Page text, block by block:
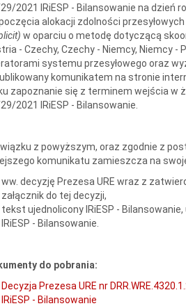
2021 IRiESP - Bilansowanie na dzień
alokacji zdolności
w oparciu o metodę dotyczącą
- Czechy, Czechy - Niemcy, Niemcy -
systemu przesyłowego oraz
komunikatem na stronie
zapoznanie się z terminem wejścia w
2021 IRiESP - Bilansowanie.
z powyższym, oraz zgodnie z
komunikatu zamieszcza na
ww. decyzję Prezesa URE wraz z
załącznik do tej decyzji,
tekst ujednolicony IRiESP -
IRiESP - Bilansowanie.
do pobrania:
Decyzja Prezesa URE nr
IRiESP - Bilansowanie